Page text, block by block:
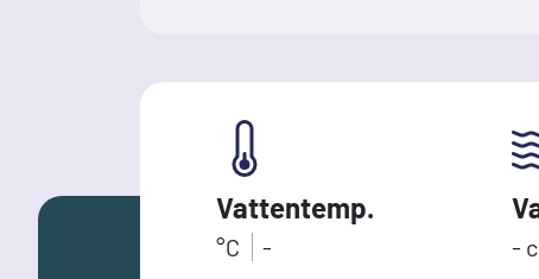
Vattentemp.
°C - -